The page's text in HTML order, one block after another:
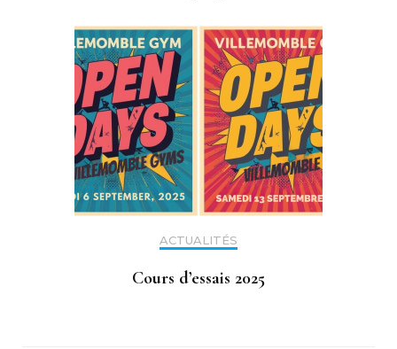
ACTUALITÉS
Cours d’essais 2025